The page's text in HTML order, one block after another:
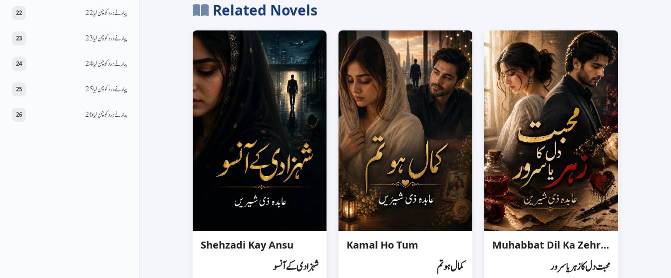
22 پیار نے درد کو چن لیا 22
23 پیار نے درد کو چن لیا 23
24 پیار نے درد کو چن لیا 24
25 پیار نے درد کو چن لیا 25
26 پیار نے درد کو چن لیا 26
Related Novels
Shehzadi Kay Ansu
شہزادی کے آنسو
Kamal Ho Tum
کمال ہو تم
Muhabbat Dil Ka Zehr Ya Suroor
محبت دل کا زہر یا سرور